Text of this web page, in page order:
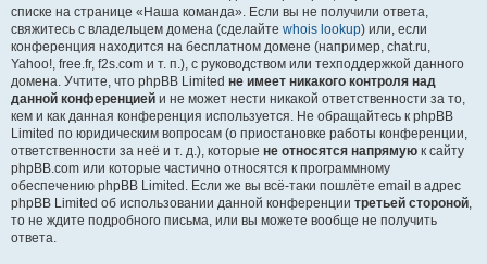
списке на странице «Наша команда». Если вы не получили ответа,
свяжитесь с владельцем домена (сделайте whois lookup) или, если
конференция находится на бесплатном домене (например, chat.ru,
Yahoo!, free.fr, f2s.com и т. п.), с руководством или техподдержкой данного
домена. Учтите, что phpBB Limited не имеет никакого контроля над
данной конференцией и не может нести никакой ответственности за то,
кем и как данная конференция используется. Не обращайтесь к phpBB
Limited по юридическим вопросам (о приостановке работы конференции,
ответственности за неё и т. д.), которые не относятся напрямую к сайту
phpBB.com или которые частично относятся к программному
обеспечению phpBB Limited. Если же вы всё-таки пошлёте email в адрес
phpBB Limited об использовании данной конференции третьей стороной,
то не ждите подробного письма, или вы можете вообще не получить
ответа.